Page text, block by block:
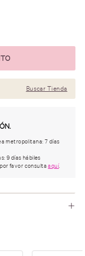
Buscar Tienda
metropolitana: 7 días
9 días hábiles
favor consultaaquí.